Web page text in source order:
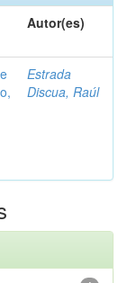
Autor(es)
Estrada
Discua, Raúl